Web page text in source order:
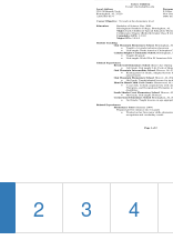
2 3 4